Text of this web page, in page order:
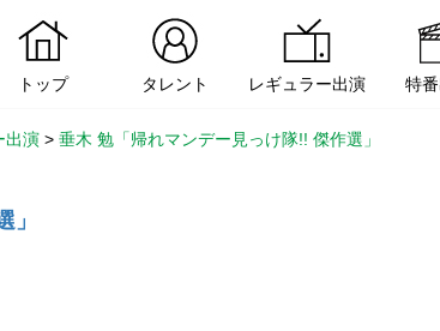
トップ タレント レギュラー出演 特
出演 > 垂木 勉「帰れマンデー見っけ隊!! 傑作選」